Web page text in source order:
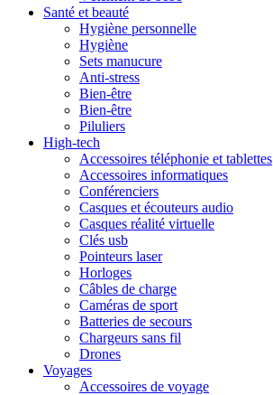
Santé et beauté
Hygiène personnelle
Hygiène
Sets manucure
Anti-stress
Bien-être
Bien-être
Piluliers
High-tech
Accessoires téléphonie et tablettes
Accessoires informatiques
Conférenciers
Casques et écouteurs audio
Casques réalité virtuelle
Clés usb
Pointeurs laser
Horloges
Câbles de charge
Caméras de sport
Batteries de secours
Chargeurs sans fil
Drones
Voyages
Accessoires de voyage